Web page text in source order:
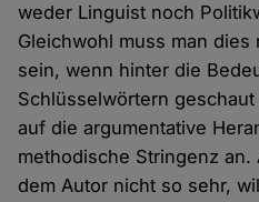
weder Linguist noch
Gleichwohl muss man
sein, wenn hinter die
Schlüsselwörtern
auf die argumentative
methodische Stringenz
dem Autor nicht so sehr,